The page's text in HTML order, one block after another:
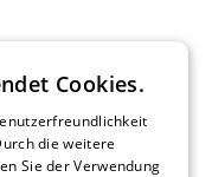
Cookies.
die weitere
Sie der Verwendung